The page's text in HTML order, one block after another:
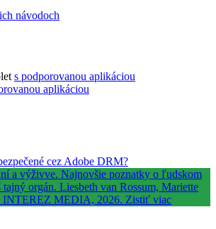
návodoch
s podporovanou aplikáciou
aplikáciou
cez Adobe DRM?